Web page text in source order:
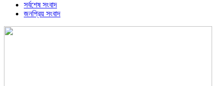
সর্বশেষ সংবাদ
জনপ্রিয় সংবাদ